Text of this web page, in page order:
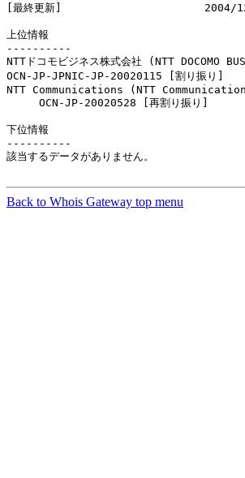
[最終更新]                      2004/12/
上位情報
----------
NTTドコモビジネス株式会社 (NTT DOCOMO
OCN-JP-JPNIC-JP-
NTT Communications (NTT
OCN-JP-20020528
下位情報
----------
該当するデータがありません。
Back to Whois Gateway top menu